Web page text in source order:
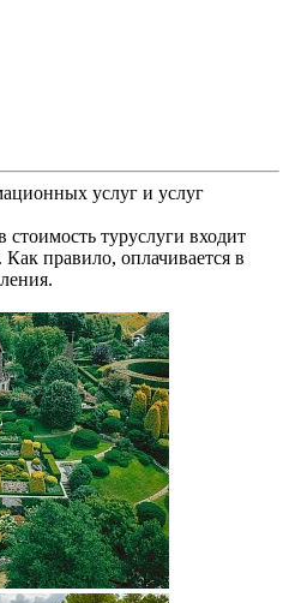
услуг и услуг
туруслуги входит
правило, оплачивается в